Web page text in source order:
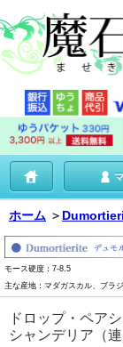
ホーム ＞
モース硬度：7-8.5
主な産地：マダガスカル、ブラ
ドロップ・ペア
シャンデリア（連